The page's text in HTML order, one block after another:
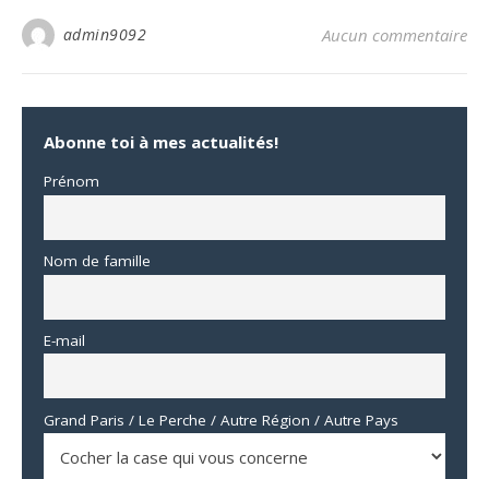
admin9092 Aucun commentaire
Abonne toi à mes actualités!
Prénom
Nom de famille
E-mail
Grand Paris / Le Perche / Autre Région / Autre Pays